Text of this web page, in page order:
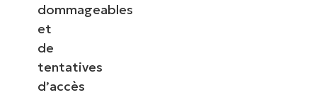
dommageables
et
de
tentatives
d’accès